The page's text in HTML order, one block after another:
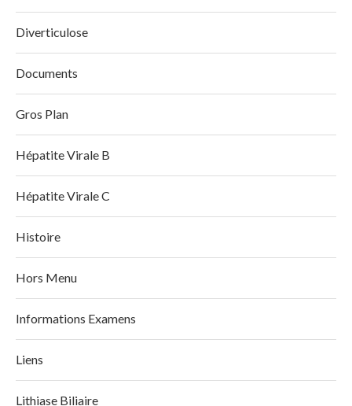
Diverticulose
Documents
Gros Plan
Hépatite Virale B
Hépatite Virale C
Histoire
Hors Menu
Informations Examens
Liens
Lithiase Biliaire